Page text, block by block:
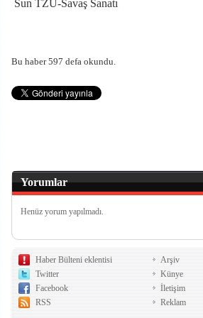
Sun TZU-Savaş Sanatı
Bu haber 597 defa okundu.
Yorumlar
Henüz yorum yapılmadı.
Haber Bülteni eklentisi
Twitter
Facebook
RSS
Arşiv
Künye
İletişim
Reklam